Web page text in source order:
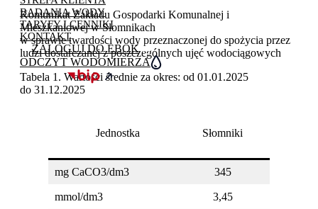
BADANIA WODY
TARYFY I CENNIKI
KONTAKT
ZALOGUJ DO EBOK
ODCZYT WODOMIERZA
Komunikat Zakładu Gospodarki Komunalnej i
Mieszkaniowej w Słomnikach
w sprawie twardości wody przeznaczonej do spożycia przez
ludzi dostarczanej z poszczególnych ujęć wodociągowych
Tabela 1. Wartości średnie za okres: od 01.01.2025
do 31.12.2025
Jednostka Słomniki
mg CaCO3/dm3 345
mmol/dm3 3,45